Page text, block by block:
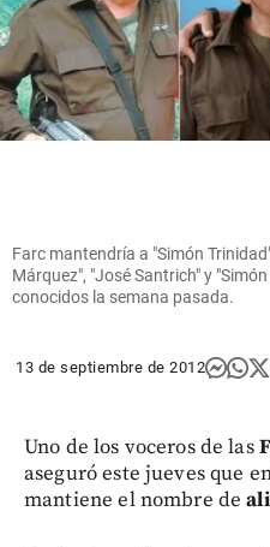
Farc mantendría a "Simón
Márquez", "José Santrich" y
conocidos la semana pasada.
13 de septiembre de 2012
Uno de los voceros de las
aseguró este jueves que
mantiene el nombre de